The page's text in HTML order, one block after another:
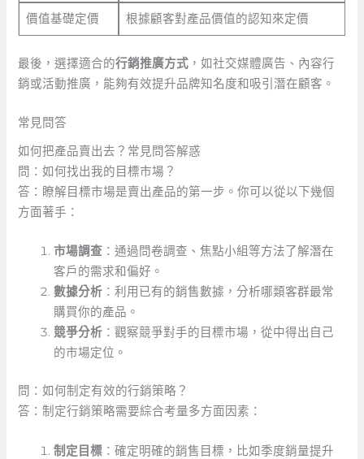
價值基礎定價 根據顧客對產品價值的認知來定價
最後，選擇適合的行銷推廣方式 ，如社交媒體廣告、內容行
銷或活動推廣，能夠有效提升品牌知名度和吸引潛在顧客。
常見問答
如何把產品賣出去？常見問答解惑
問：如何找出我的目標市場？
答：瞭解目標市場是賣出產品的第一步。你可以從以下幾個
方面著手：
市場調查 ：通過問卷調查、焦點小組等方法了解潛在
客戶的需求和偏好。
數據分析 ：利用已有的銷售數據，分析哪類客群最常
購買你的產品。
競爭分析 ：觀察競爭對手的目標市場，從中得出自己
的市場定位。
問：如何制定有效的行銷策略？
答：制定行銷策略需要綜合考量多方面因素：
制定目標 ：確定明確的銷售目標，比如季度銷量提升